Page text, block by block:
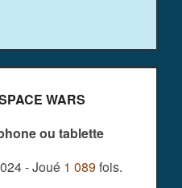
WARS
ou tablette
- Joué 1 089fois.